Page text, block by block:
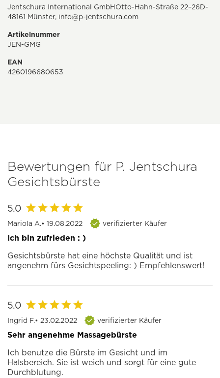
Jentschura International GmbHOtto-Hahn-Straße 22–26D-
48161 Münster, info@p-jentschura.com
Artikelnummer
JEN-GMG
EAN
4260196680653
Bewertungen für P. Jentschura
Gesichtsbürste
5.0
Mariola A.• 19.08.2022 verifizierter Käufer
Ich bin zufrieden : )
Gesichtsbürste hat eine höchste Qualität und ist
angenehm fürs Gesichtspeeling: ) Empfehlenswert!
5.0
Ingrid F.• 23.02.2022 verifizierter Käufer
Sehr angenehme Massagebürste
Ich benutze die Bürste im Gesicht und im
Halsbereich. Sie ist weich und sorgt für eine gute
Durchblutung.